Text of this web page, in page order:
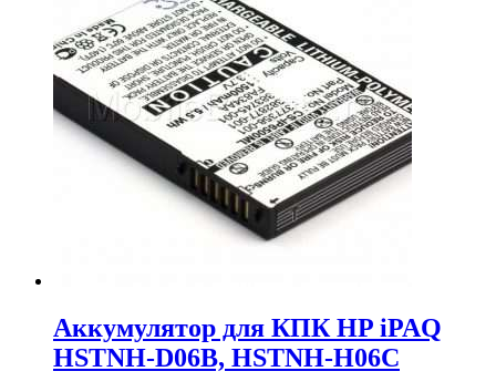
Аккумулятор для КПК HP iPAQ
HSTNH-D06B, HSTNH-H06C